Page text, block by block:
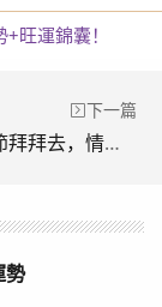
旺運錦囊！
下一篇
七夕情人節拜拜去，情侶感情加溫小妙招~
勢